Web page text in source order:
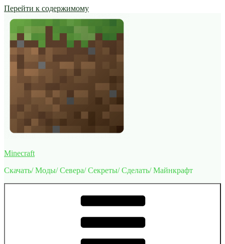
Перейти к содержимому
Minecraft
Скачать/ Моды/ Севера/ Секреты/ Сделать/ Майнкрафт